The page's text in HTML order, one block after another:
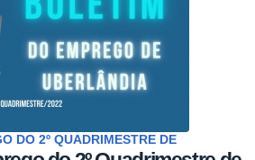
DO 2º QUADRIMESTRE DE